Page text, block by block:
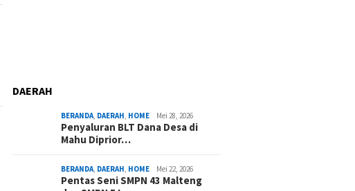
DAERAH
BERANDA DAERAH HOME Mei 28, 2026
Penyaluran BLT Dana Desa di
Mahu Diprior…
BERANDA DAERAH HOME Mei 22, 2026
Pentas Seni SMPN 43 Malteng